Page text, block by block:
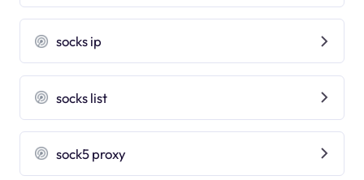
socks ip
socks list
sock5 proxy